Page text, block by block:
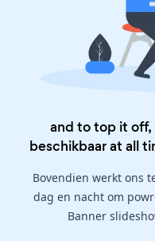
and to top it
beschikbaar at all
Bovendien werkt ons
dag en nacht om
Banner